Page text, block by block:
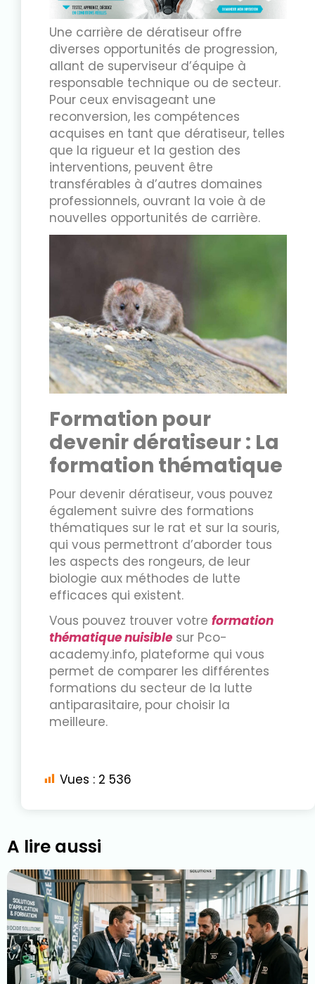
Une carrière de dératiseur offre
diverses opportunités de progression,
allant de superviseur d’équipe à
responsable technique ou de secteur.
Pour ceux envisageant une
reconversion, les compétences
acquises en tant que dératiseur, telles
que la rigueur et la gestion des
interventions, peuvent être
transférables à d’autres domaines
professionnels, ouvrant la voie à de
nouvelles opportunités de carrière.
Formation pour
devenir dératiseur : La
formation thématique
Pour devenir dératiseur, vous pouvez
également suivre des formations
thématiques sur le rat et sur la souris,
qui vous permettront d’aborder tous
les aspects des rongeurs, de leur
biologie aux méthodes de lutte
efficaces qui existent.
Vous pouvez trouver votre formation
thématique nuisible sur Pco-
academy.info, plateforme qui vous
permet de comparer les différentes
formations du secteur de la lutte
antiparasitaire, pour choisir la
meilleure.
Vues : 2 536
A lire aussi